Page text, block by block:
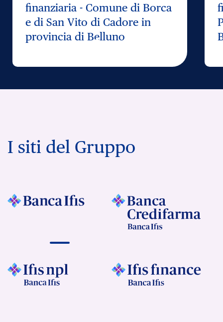
finanziaria - Comune di Borca
e di San Vito di Cadore in
provincia di Belluno
I siti del Gruppo